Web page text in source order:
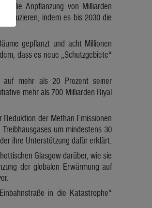
die Anpflanzung von Milliarden
reduzieren, indem es bis 2030 die
gepflanzt und acht Millionen
dass es neue „Schutzgebiete“
auf mehr als 20 Prozent seiner
mehr als 700 Milliarden Riyal
der Methan-Emissionen
um mindestens 30
ihre Unterstützung dafür erklärt.
Glasgow darüber, wie sie
der globalen Erwärmung auf
in die Katastrophe“